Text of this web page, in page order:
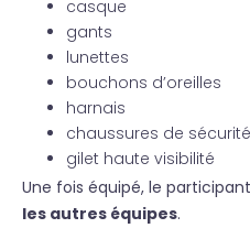
casque
gants
lunettes
bouchons d’oreilles
harnais
chaussures de sécurité
gilet haute visibilité
Une fois équipé, le
les autres équipes.